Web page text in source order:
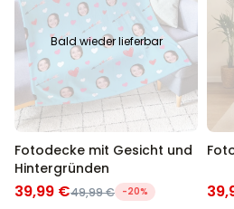
29,99 €
Personalisierbar
Personalisierbarer
mit Logo und
39,99 €
Personalisierbar
Personalisierbarer
mit deiner
Bald wieder lieferbar
Fotodecke mit Gesicht und
Hintergründen
39,99 €49,99 € -20%